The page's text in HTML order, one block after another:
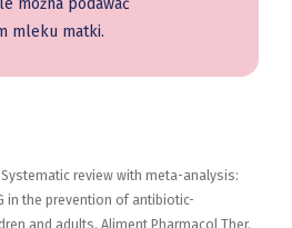
można podawać
mleku matki.
Systematic review with meta-analysis:
in the prevention of antibiotic-
and adults. Aliment Pharmacol Ther.